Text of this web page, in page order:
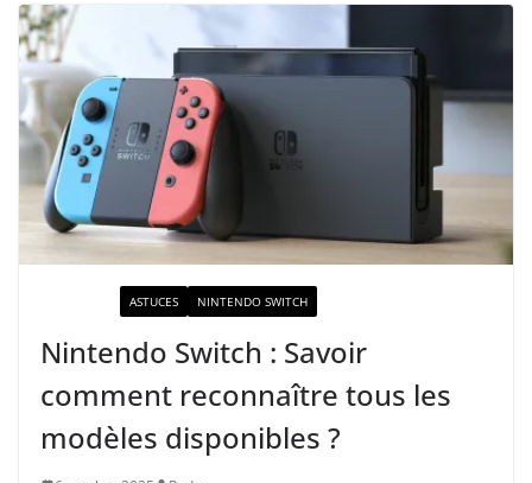
ASTUCES NINTENDO SWITCH
Nintendo Switch : Savoir
comment reconnaître tous les
modèles disponibles ?